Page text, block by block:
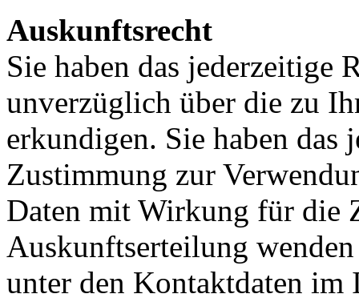
Auskunftsrecht
Sie haben das jederzeitige
unverzüglich über die zu
erkundigen. Sie haben das
Zustimmung zur
Daten mit Wirkung für die
Auskunftserteilung
unter den Kontaktdaten im